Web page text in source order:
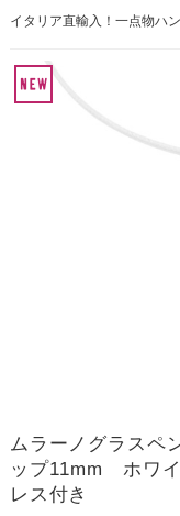
イタリア直輸入！一点物ハ
ムラーノグラスペ
ップ11mm ホワ
レス付き